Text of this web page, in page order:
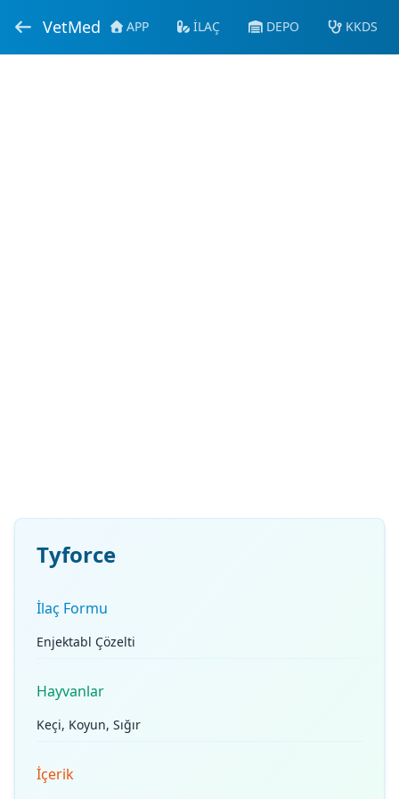
VetMed APP İLAÇ DEPO KKDS
Tyforce
İlaç Formu
Enjektabl Çözelti
Hayvanlar
Keçi, Koyun, Sığır
İçerik